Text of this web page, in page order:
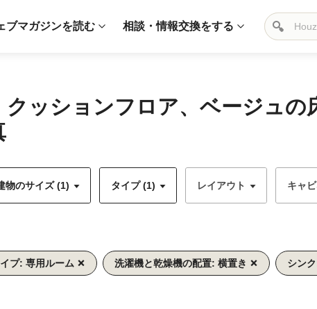
ブマガジンを読む 相談・情報交換をする
ッションフロア、ベージュ
物のサイズ (1) タイプ (1) レイアウト キャ
プ: 専用ルーム 洗濯機と乾燥機の配置: 横置き シン